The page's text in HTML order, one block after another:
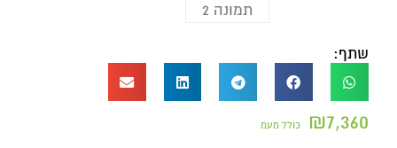
שתף:
₪7,360 כולל מעמ